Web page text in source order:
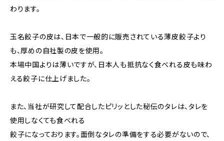
わります。
玉名餃子の皮は、日本で一般的に販売されている薄皮餃子より
も、厚めの自社製の皮を使用。
本場中国よりは薄いですが、日本人も抵抗なく食べれる皮も味わ
える餃子に仕上げました。
また、当社が研究して配合したピリッとした秘伝のタレは、タレを
使用しなくても食べれる
餃子になっております。面倒なタレの準備をする必要がないので、